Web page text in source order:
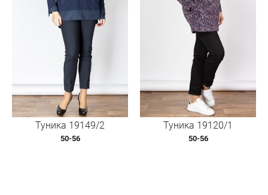
Туника 19149/2
50-56
Туника 19120/1
50-56